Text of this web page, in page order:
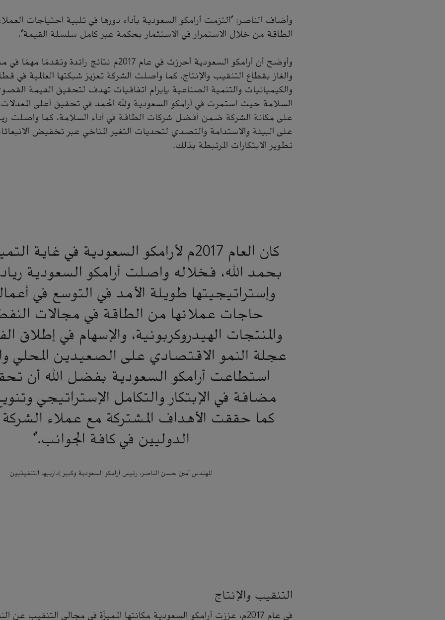
وأضاف الناصر: "التزمت أرامكو السعودية بأداء دورها في تلبية احتياجات
الطاقة من خلال الاستمرار في الاستثمار بحكمة عبر كامل سلسلة القيمة".
وأوضح أن أرامكو السعودية أحرزت في عام 2017م نتائج رائدة
والغاز بقطاع التنقيب والإنتاج. كما واصلت الشركة تعزيز شبكتها العالمية في
والكيميائيات والتنمية الصناعية بإبرام اتفاقيات تهدف لتحقيق القيمة
السلامة حيث استمرت في أرامكو السعودية ولله الحمد في تحقيق أعلى
على مكانة الشركة ضمن أفضل شركات الطاقة في أداء السلامة، كما واصلت
على البيئة والاستدامة والتصدي لتحديات التغير المناخي عبر تخفيض
تطوير الابتكارات المرتبطة بذلك.
كان العام 2017م لأرامكو السعودية في غاية
بحمد الله، فخلاله واصلت أرامكو السعودية
وإستراتيجيتها طويلة الأمد في التوسع في
حاجات عملائها من الطاقة في مجالات النفط
والمنتجات الهيدروكربونية، والإسهام في إطلاق
عجلة النمو الاقتصادي على الصعيدين المحلي
استطاعت أرامكو السعودية بفضل الله أن
مضافة في الإبتكار والتكامل الإستراتيجي
كما حققت الأهداف المشتركة مع عملاء الشركة
الدوليين في كافة الجوانب."
المهندس أمين حسن الناصر، رئيس أرامكو السعودية وكبير إدارييها التنفيذيين
التنقيب والإنتاج
في عام 2017م، عززت أرامكو السعودية مكانتها المميزّة في مجالي التنقيب عن